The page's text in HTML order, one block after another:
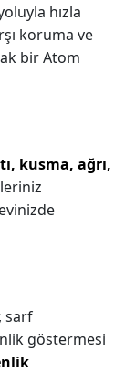
hızla
koruma ve
bir Atom
kusma, ağrı,
sarf
göstermesi